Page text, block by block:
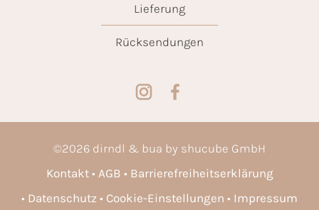
Lieferung
Rücksendungen
©2026 dirndl & bua by shucube GmbH
Kontakt
AGB
Barrierefreiheitserklärung
Datenschutz
Cookie-Einstellungen Impressum